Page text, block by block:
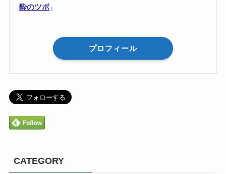
酔のツボ』
プロフィール
CATEGORY